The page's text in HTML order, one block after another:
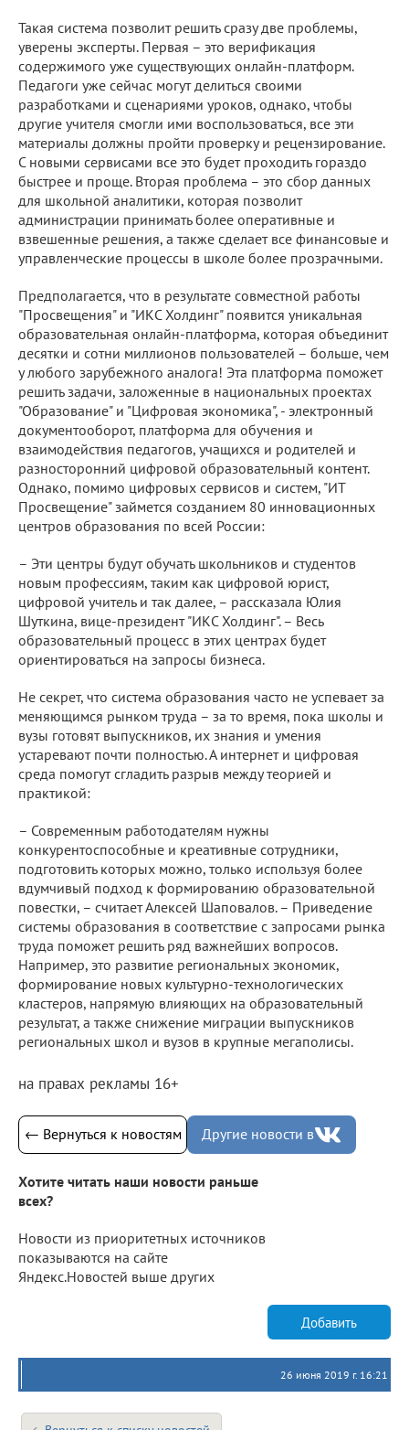
Такая система позволит решить сразу две проблемы,
уверены эксперты. Первая – это верификация
содержимого уже существующих онлайн-платформ.
Педагоги уже сейчас могут делиться своими
разработками и сценариями уроков, однако, чтобы
другие учителя смогли ими воспользоваться, все эти
материалы должны пройти проверку и рецензирование.
С новыми сервисами все это будет проходить гораздо
быстрее и проще. Вторая проблема – это сбор данных
для школьной аналитики, которая позволит
администрации принимать более оперативные и
взвешенные решения, а также сделает все финансовые и
управленческие процессы в школе более прозрачными.
Предполагается, что в результате совместной работы
"Просвещения" и "ИКС Холдинг" появится уникальная
образовательная онлайн-платформа, которая объединит
десятки и сотни миллионов пользователей – больше, чем
у любого зарубежного аналога! Эта платформа поможет
решить задачи, заложенные в национальных проектах
"Образование" и "Цифровая экономика", - электронный
документооборот, платформа для обучения и
взаимодействия педагогов, учащихся и родителей и
разносторонний цифровой образовательный контент.
Однако, помимо цифровых сервисов и систем, "ИТ
Просвещение" займется созданием 80 инновационных
центров образования по всей России:
– Эти центры будут обучать школьников и студентов
новым профессиям, таким как цифровой юрист,
цифровой учитель и так далее, – рассказала Юлия
Шуткина, вице-президент "ИКС Холдинг". – Весь
образовательный процесс в этих центрах будет
ориентироваться на запросы бизнеса.
Не секрет, что система образования часто не успевает за
меняющимся рынком труда – за то время, пока школы и
вузы готовят выпускников, их знания и умения
устаревают почти полностью. А интернет и цифровая
среда помогут сгладить разрыв между теорией и
практикой:
– Современным работодателям нужны
конкурентоспособные и креативные сотрудники,
подготовить которых можно, только используя более
вдумчивый подход к формированию образовательной
повестки, – считает Алексей Шаповалов. – Приведение
системы образования в соответствие с запросами рынка
труда поможет решить ряд важнейших вопросов.
Например, это развитие региональных экономик,
формирование новых культурно-технологических
кластеров, напрямую влияющих на образовательный
результат, а также снижение миграции выпускников
региональных школ и вузов в крупные мегаполисы.
на правах рекламы 16+
← Вернуться к новостям Другие новости в
Хотите читать наши новости раньше
всех?
Новости из приоритетных источников
показываются на сайте
Яндекс.Новостей выше других
Добавить
26 июня 2019 г. 16:21